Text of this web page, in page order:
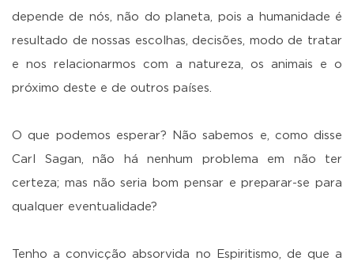
depende de nós, não do planeta, pois a humanidade é
resultado de nossas escolhas, decisões, modo de tratar
e nos relacionarmos com a natureza, os animais e o
próximo deste e de outros países.
O que podemos esperar? Não sabemos e, como disse
Carl Sagan, não há nenhum problema em não ter
certeza; mas não seria bom pensar e preparar-se para
qualquer eventualidade?
Tenho a convicção absorvida no Espiritismo, de que a